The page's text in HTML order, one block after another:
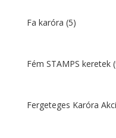
Fa karóra (5)
Fém STAMPS keretek
Fergeteges Karóra